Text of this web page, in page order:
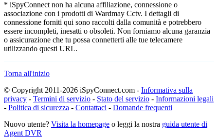
* iSpyConnect non ha alcuna affiliazione, connessione o
associazione con i prodotti di Wardmay Cctv. I dettagli di
connessione forniti qui sono raccolti dalla comunità e potrebbero
essere incompleti, inesatti o obsoleti. Non forniamo alcuna garanzia
o assicurazione che tu possa connetterti alle tue telecamere
utilizzando questi URL.
Torna all'inizio
© Copyright 2011-2026 iSpyConnect.com - Informativa sulla
privacy - Termini di servizio - Stato del servizio - Informazioni legali
- Politica di sicurezza - Contattaci - Domande frequenti
Nuovo utente? Visita la homepage o leggi la nostra guida utente di
Agent DVR